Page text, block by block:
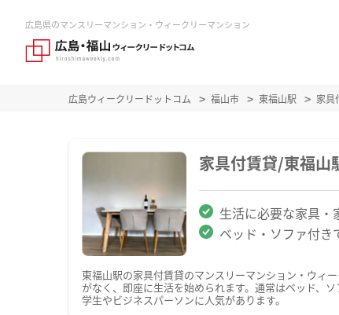
広島県のマンスリーマンション・ウィークリーマンション
広島ウィークリードットコム 福山市 東福山駅 家具
家具付賃貸/東福山
生活に必要な家具・
ベッド・ソファ付き
東福山駅の家具付賃貸のマンスリーマンション・ウィ
がなく、即座に生活を始められます。通常はベッド、
学生やビジネスパーソンに人気があります。